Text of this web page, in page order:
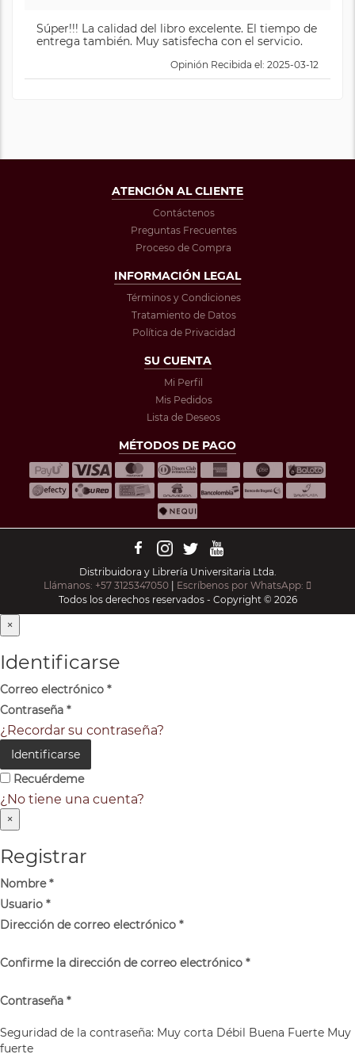
Súper!!! La calidad del libro excelente. El tiempo de
entrega también. Muy satisfecha con el servicio.
Opinión Recibida el: 2025-03-12
ATENCIÓN AL CLIENTE
Contáctenos
Preguntas Frecuentes
Proceso de Compra
INFORMACIÓN LEGAL
Términos y Condiciones
Tratamiento de Datos
Política de Privacidad
SU CUENTA
Mi Perfil
Mis Pedidos
Lista de Deseos
MÉTODOS DE PAGO
Distribuidora y Librería Universitaria Ltda.
Llámanos: +57 3125347050
Escríbenos por WhatsApp:
Todos los derechos reservados - Copyright © 2026
×
Identificarse
Correo electrónico *
Contraseña *
¿Recordar su contraseña?
Identificarse
Recuérdeme
¿No tiene una cuenta?
×
Registrar
Nombre*
Usuario *
Dirección de correo electrónico *
Confirme la dirección de correo electrónico *
Contraseña *
Seguridad de la contraseña: Muy corta Débil Buena Fuerte Muy
fuerte